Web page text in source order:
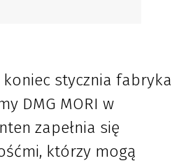
stycznia fabryka
DMG MORI w
zapełnia się
którzy mogą